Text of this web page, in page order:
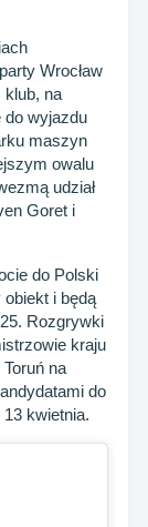
Wrocław
klub, na
do wyjazdu
maszyn
owalu
udział
Goret i
do Polski
obiekt i będą
Rozgrywki
kraju
na
do
kwietnia.